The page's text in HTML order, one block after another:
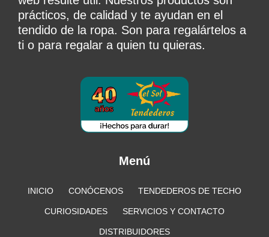
prácticos, de calidad y te ayudan en el
tendido de la ropa. Son para regalártelos a
ti o para regalar a quien tu quieras.
Menú
INICIO CONÓCENOS TENDEDEROS DE TECHO
CURIOSIDADES SERVICIOS Y CONTACTO
DISTRIBUIDORES